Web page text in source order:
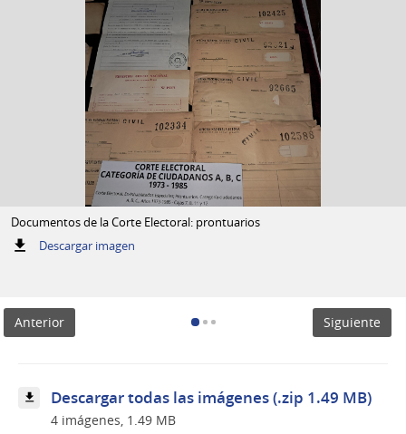
Documentos de la Corte Electoral: prontuarios
Descargar imagen:
Anterior Siguiente
Descargar todas las imágenes (.zip 1.49 MB)
4 imágenes, 1.49 MB